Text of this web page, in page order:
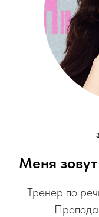
Меня
Тренер по